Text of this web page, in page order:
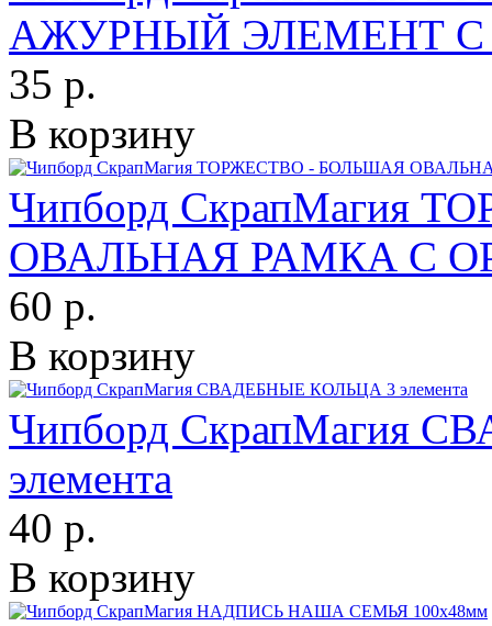
АЖУРНЫЙ ЭЛЕМЕНТ С
35 р.
В корзину
Чипборд СкрапМагия
ОВАЛЬНАЯ РАМКА С
60 р.
В корзину
Чипборд СкрапМагия
элемента
40 р.
В корзину